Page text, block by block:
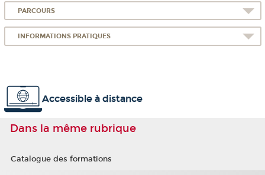
PARCOURS
INFORMATIONS PRATIQUES
Accessible à distance
Dans la même rubrique
Catalogue des formations